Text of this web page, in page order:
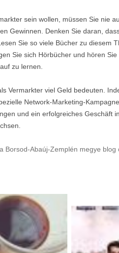
sein wollen, müssen Sie nie
Gewinnen. Denken Sie daran,
Sie so viele Bücher zu diesem
Sie sich Hörbücher und hören
zu lernen.
Vermarkter viel Geld bedeuten.
Network-Marketing-
und ein erfolgreiches Geschäft
Borsod-Abaúj-Zemplén megye blog